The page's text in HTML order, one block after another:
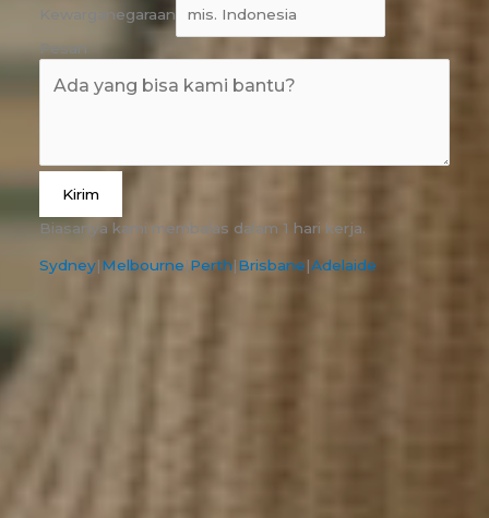
Kewarganegaraan
Pesan
Kirim
Biasanya kami membalas dalam 1 hari kerja.
Sydney|Melbourne|Perth|Brisbane|Adelaide